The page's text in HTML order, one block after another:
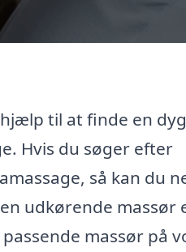
til at finde en
Hvis du søger efter
så kan du
udkørende massør
massør på